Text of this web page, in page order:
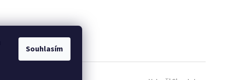
Souhlasím